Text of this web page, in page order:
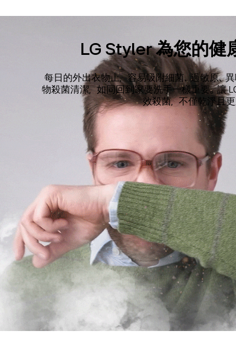
LG Styler 為您的健
每日的外出衣物上，容易吸附細菌、過敏原、
物殺菌清潔，如同回到家要洗手一樣重要。讓
效殺菌，不僅乾淨且更